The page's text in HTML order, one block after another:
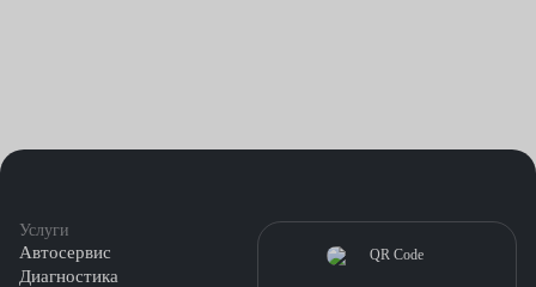
Услуги
Автосервис
Диагностика